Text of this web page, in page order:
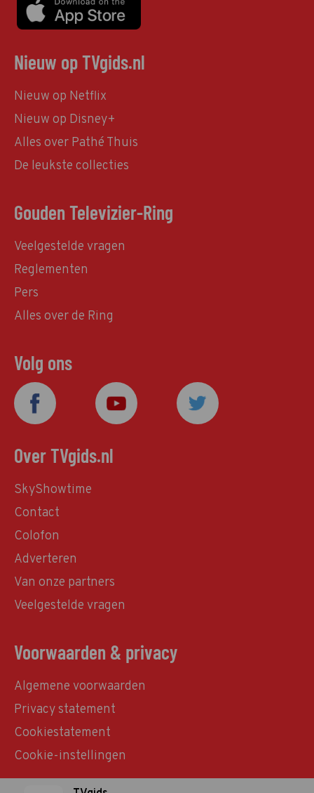
Nieuw op TVgids.nl
Nieuw op Netflix
Nieuw op Disney+
Alles over Pathé Thuis
De leukste collecties
Gouden Televizier-Ring
Veelgestelde vragen
Reglementen
Pers
Alles over de Ring
Volg ons
Over TVgids.nl
SkyShowtime
Contact
Colofon
Adverteren
Van onze partners
Veelgestelde vragen
Voorwaarden & privacy
Algemene voorwaarden
Privacy statement
Cookiestatement
Cookie-instellingen